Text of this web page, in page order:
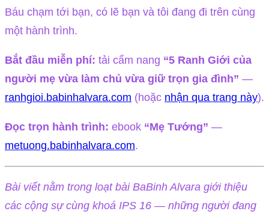
Báu chạm tới bạn, có lẽ bạn và tôi đang đi trên cùng
một hành trình.
Bắt đầu miễn phí: tải cẩm nang “5 Ranh Giới của
người mẹ vừa làm chủ vừa giữ trọn gia đình” —
ranhgioi.babinhalvara.com (hoặc nhận qua trang này).
Đọc trọn hành trình: ebook “Mẹ Tướng” —
metuong.babinhalvara.com.
Bài viết nằm trong loạt bài BaBinh Alvara giới thiệu
các cộng sự cùng khoá IPS 16 — những người đang